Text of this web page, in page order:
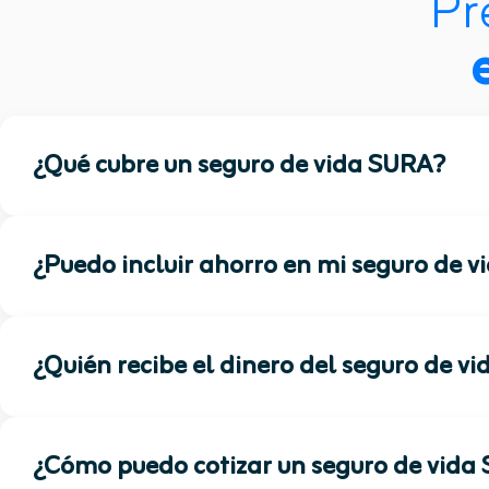
¿Qué cubre un seguro de vida SURA?
incapacidad, enfermedades graves o renta
¿Puedo incluir ahorro en mi seguro de
¿Quién recibe el dinero del seguro de
asignado.
¿Cómo puedo cotizar un seguro de vida